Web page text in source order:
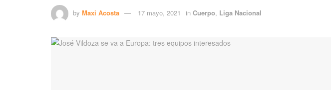
by Maxi Acosta 17 mayo, 2021 in Cuerpo, Liga Nacional